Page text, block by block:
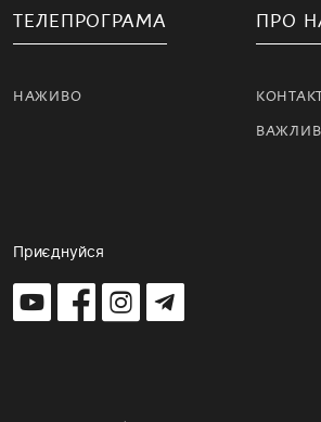
ТЕЛЕПРОГРАМА
НАЖИВО
ПРО
Приєднуйся